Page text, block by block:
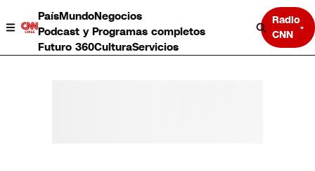
PaísMundoNegocios
Podcast y Programas completos
Futuro 360CulturaServicios
Radio
CNN